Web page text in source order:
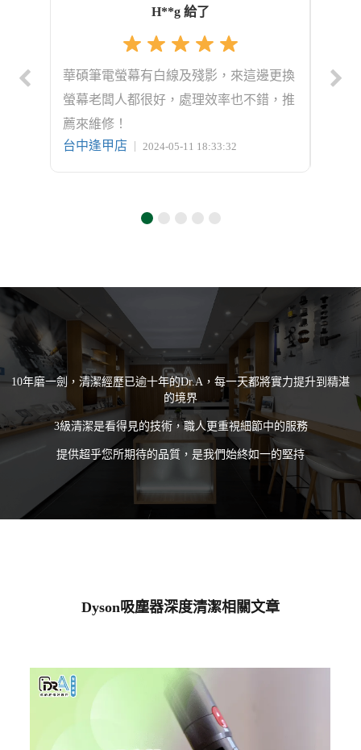
H**g 給了
華碩筆電螢幕有白線及殘影，來這邊更換
螢幕老闆人都很好，處理效率也不錯，推
薦來維修！
台中逢甲店 ｜ 2024-05-11 18:33:32
來更
10年磨一劍，清潔經歷已逾十年的Dr.A，每一天都將實力提升到精湛
的境界
3級清潔是看得見的技術，職人更重視細節中的服務
提供超乎您所期待的品質，是我們始終如一的堅持
Dyson吸塵器深度清潔相關文章